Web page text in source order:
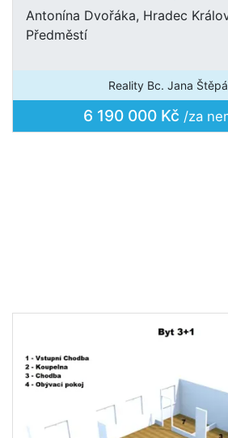
Antonína Dvořáka, Hradec
Předměstí
Reality Bc. Jana
6 190 000 Kč /za